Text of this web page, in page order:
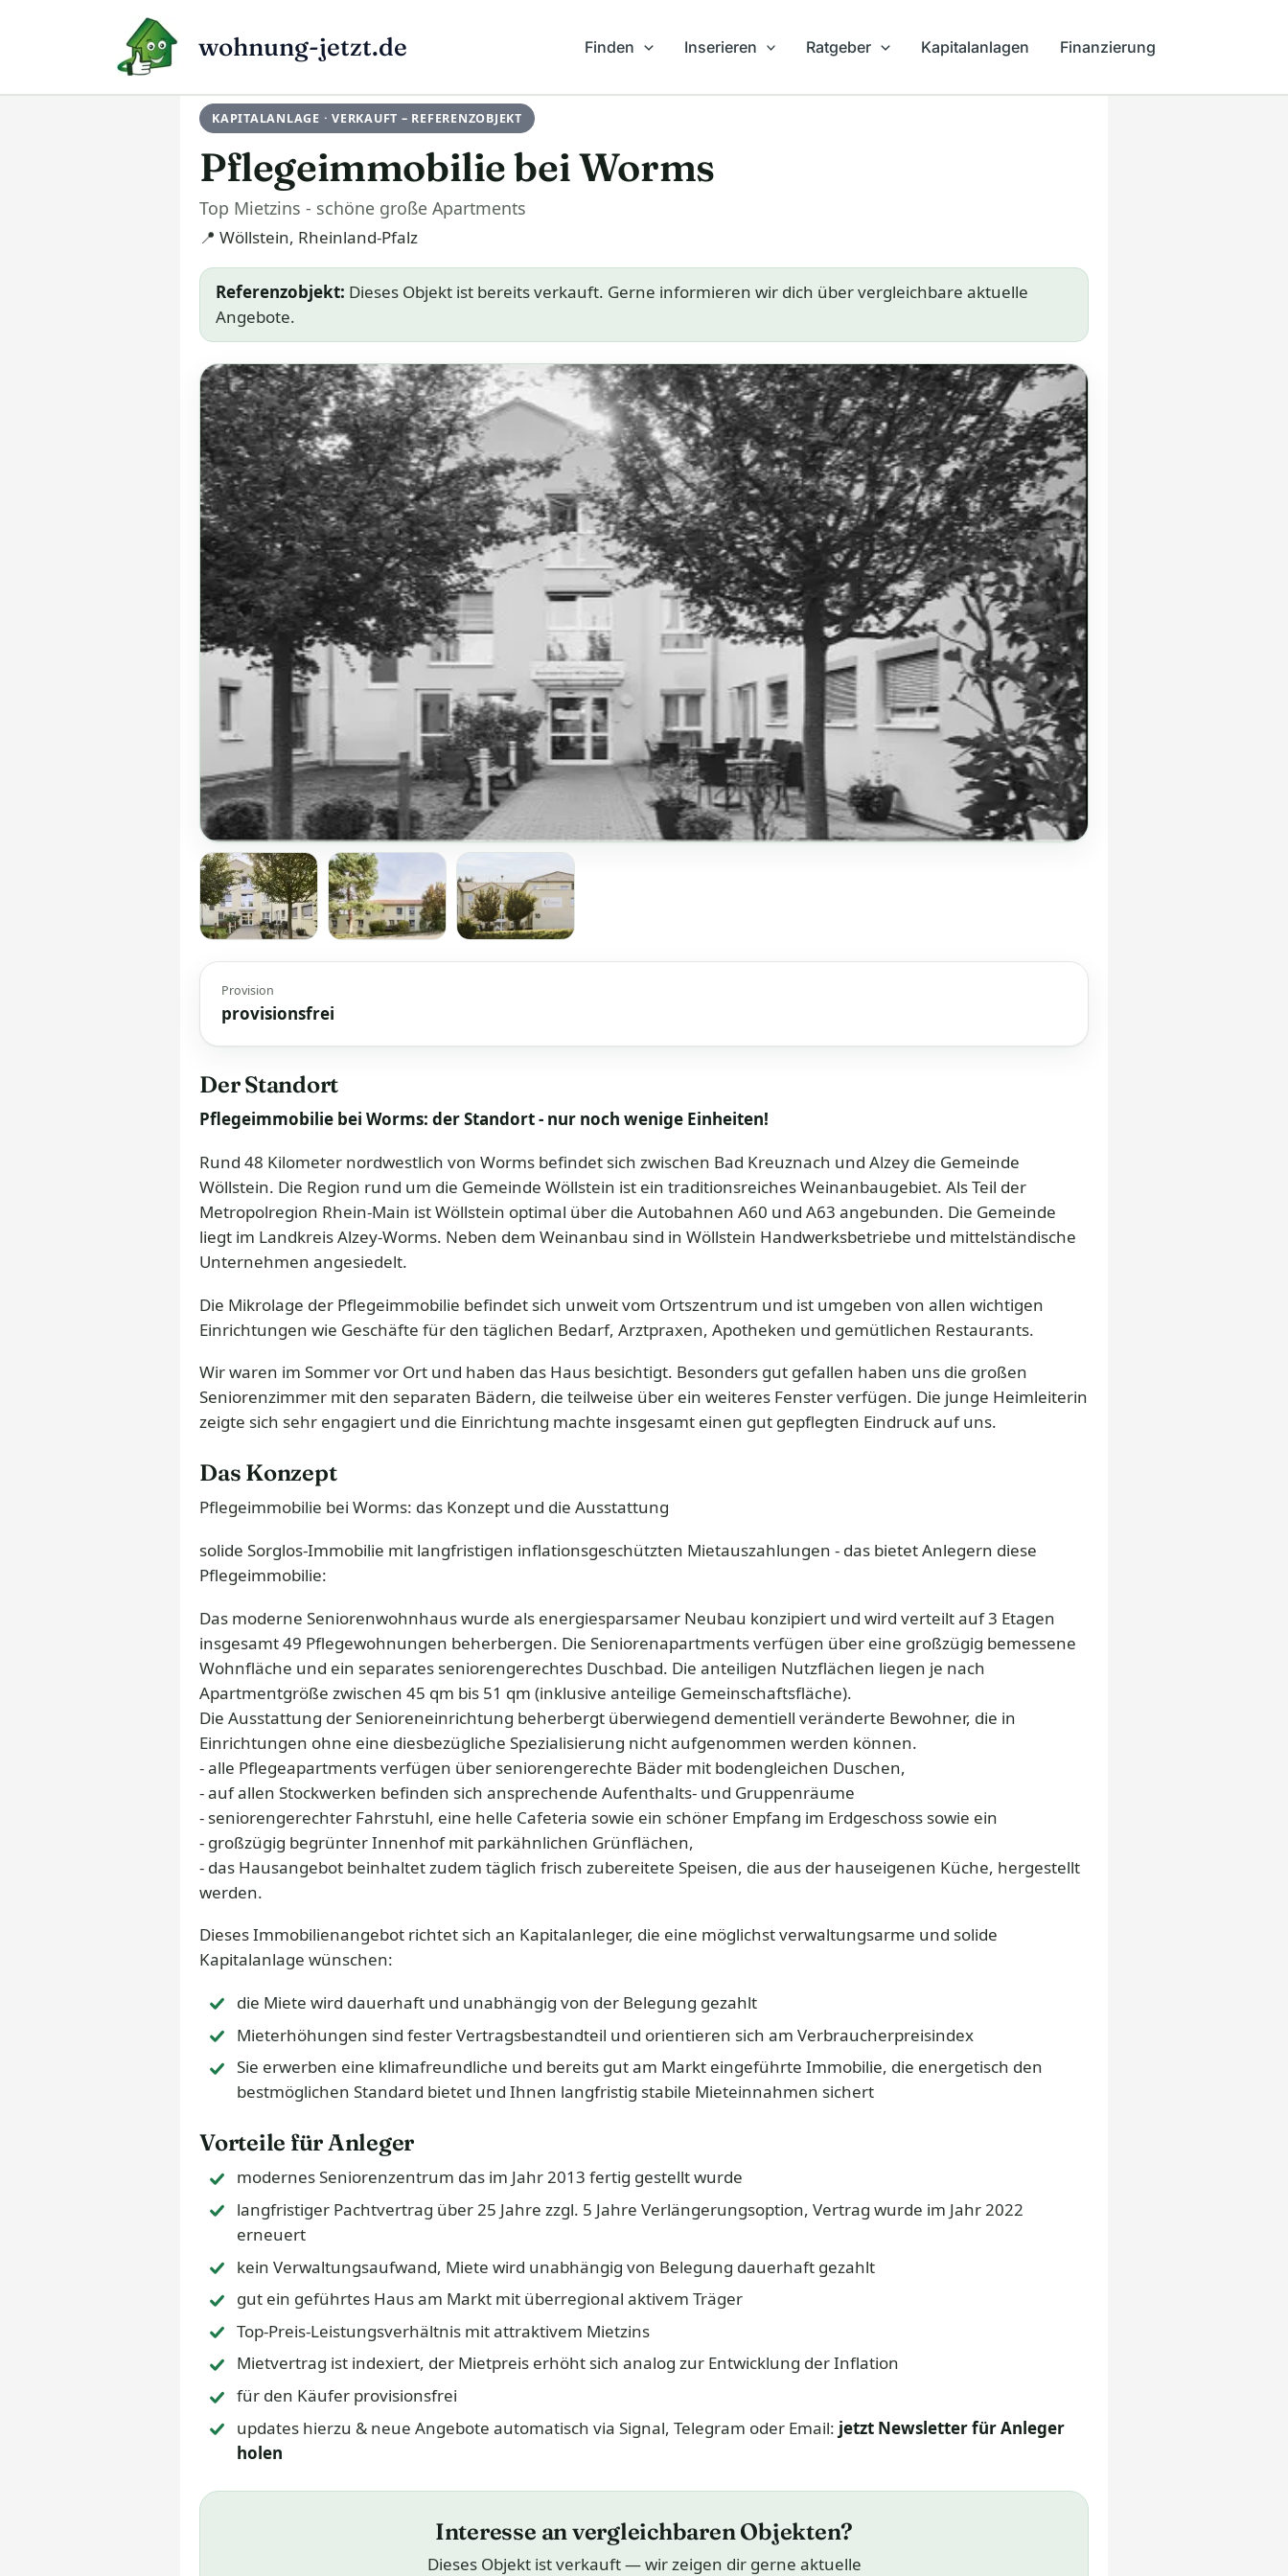
wohnung-jetzt.de Finden Inserieren Ratgeber Kapitalanlagen Finanzierung
KAPITALANLAGE · VERKAUFT – REFERENZOBJEKT
Pflegeimmobilie bei Worms
Top Mietzins - schöne große Apartments
📍 Wöllstein, Rheinland-Pfalz
Referenzobjekt: Dieses Objekt ist bereits verkauft. Gerne informieren wir dich über vergleichbare aktuelle
Angebote.
Provision
provisionsfrei
Der Standort
Pflegeimmobilie bei Worms: der Standort - nur noch wenige Einheiten!
Rund 48 Kilometer nordwestlich von Worms befindet sich zwischen Bad Kreuznach und Alzey die Gemeinde
Wöllstein. Die Region rund um die Gemeinde Wöllstein ist ein traditionsreiches Weinanbaugebiet. Als Teil der
Metropolregion Rhein-Main ist Wöllstein optimal über die Autobahnen A60 und A63 angebunden. Die Gemeinde
liegt im Landkreis Alzey-Worms. Neben dem Weinanbau sind in Wöllstein Handwerksbetriebe und mittelständische
Unternehmen angesiedelt.
Die Mikrolage der Pflegeimmobilie befindet sich unweit vom Ortszentrum und ist umgeben von allen wichtigen
Einrichtungen wie Geschäfte für den täglichen Bedarf, Arztpraxen, Apotheken und gemütlichen Restaurants.
Wir waren im Sommer vor Ort und haben das Haus besichtigt. Besonders gut gefallen haben uns die großen
Seniorenzimmer mit den separaten Bädern, die teilweise über ein weiteres Fenster verfügen. Die junge Heimleiterin
zeigte sich sehr engagiert und die Einrichtung machte insgesamt einen gut gepflegten Eindruck auf uns.
Das Konzept
Pflegeimmobilie bei Worms: das Konzept und die Ausstattung
solide Sorglos-Immobilie mit langfristigen inflationsgeschützten Mietauszahlungen - das bietet Anlegern diese
Pflegeimmobilie:
Das moderne Seniorenwohnhaus wurde als energiesparsamer Neubau konzipiert und wird verteilt auf 3 Etagen
insgesamt 49 Pflegewohnungen beherbergen. Die Seniorenapartments verfügen über eine großzügig bemessene
Wohnfläche und ein separates seniorengerechtes Duschbad. Die anteiligen Nutzflächen liegen je nach
Apartmentgröße zwischen 45 qm bis 51 qm (inklusive anteilige Gemeinschaftsfläche).
Die Ausstattung der Senioreneinrichtung beherbergt überwiegend dementiell veränderte Bewohner, die in
Einrichtungen ohne eine diesbezügliche Spezialisierung nicht aufgenommen werden können.
- alle Pflegeapartments verfügen über seniorengerechte Bäder mit bodengleichen Duschen,
- auf allen Stockwerken befinden sich ansprechende Aufenthalts- und Gruppenräume
- seniorengerechter Fahrstuhl, eine helle Cafeteria sowie ein schöner Empfang im Erdgeschoss sowie ein
- großzügig begrünter Innenhof mit parkähnlichen Grünflächen,
- das Hausangebot beinhaltet zudem täglich frisch zubereitete Speisen, die aus der hauseigenen Küche, hergestellt
werden.
Dieses Immobilienangebot richtet sich an Kapitalanleger, die eine möglichst verwaltungsarme und solide
Kapitalanlage wünschen:
die Miete wird dauerhaft und unabhängig von der Belegung gezahlt
Mieterhöhungen sind fester Vertragsbestandteil und orientieren sich am Verbraucherpreisindex
Sie erwerben eine klimafreundliche und bereits gut am Markt eingeführte Immobilie, die energetisch den
bestmöglichen Standard bietet und Ihnen langfristig stabile Mieteinnahmen sichert
Vorteile für Anleger
modernes Seniorenzentrum das im Jahr 2013 fertig gestellt wurde
langfristiger Pachtvertrag über 25 Jahre zzgl. 5 Jahre Verlängerungsoption, Vertrag wurde im Jahr 2022
erneuert
kein Verwaltungsaufwand, Miete wird unabhängig von Belegung dauerhaft gezahlt
gut ein geführtes Haus am Markt mit überregional aktivem Träger
Top-Preis-Leistungsverhältnis mit attraktivem Mietzins
Mietvertrag ist indexiert, der Mietpreis erhöht sich analog zur Entwicklung der Inflation
für den Käufer provisionsfrei
updates hierzu & neue Angebote automatisch via Signal, Telegram oder Email: jetzt Newsletter für Anleger
holen
Interesse an vergleichbaren Objekten?
Dieses Objekt ist verkauft — wir zeigen dir gerne aktuelle